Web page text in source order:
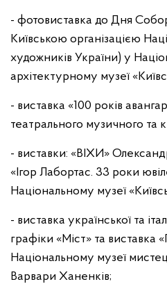
- фотовиставка до Дня
Київською організацією
художників України) у
архітектурному музеї
- виставка «100 років
театрального музичного та
- виставки: «ВІХИ»
«Ігор Лабортас. 33 роки
Національному музеї
- виставка української та
графіки «Міст» та виставка
Національному музеї
Варвари Ханенків;